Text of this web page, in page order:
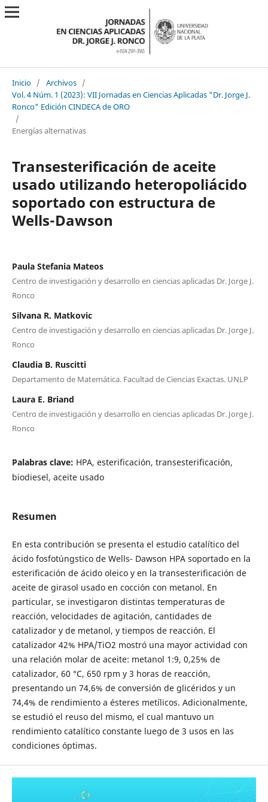
Inicio / Archivos /
Vol. 4 Núm. 1 (2023): VII Jornadas en Ciencias Aplicadas "Dr. Jorge J.
Ronco" Edición CINDECA de ORO
/
Energías alternativas
Transesterificación de aceite
usado utilizando heteropoliácido
soportado con estructura de
Wells-Dawson
Paula Stefania Mateos
Centro de investigación y desarrollo en ciencias aplicadas Dr. Jorge J.
Ronco
Silvana R. Matkovic
Centro de investigación y desarrollo en ciencias aplicadas Dr. Jorge J.
Ronco
Claudia B. Ruscitti
Departamento de Matemática. Facultad de Ciencias Exactas. UNLP
Laura E. Briand
Centro de investigación y desarrollo en ciencias aplicadas Dr. Jorge J.
Ronco
Palabras clave: HPA, esterificación, transesterificación,
biodiesel, aceite usado
Resumen
En esta contribución se presenta el estudio catalítico del
ácido fosfotúngstico de Wells- Dawson HPA soportado en la
esterificación de ácido oleico y en la transesterificación de
aceite de girasol usado en cocción con metanol. En
particular, se investigaron distintas temperaturas de
reacción, velocidades de agitación, cantidades de
catalizador y de metanol, y tiempos de reacción. El
catalizador 42% HPA/TiO2 mostró una mayor actividad con
una relación molar de aceite: metanol 1:9, 0,25% de
catalizador, 60 °C, 650 rpm y 3 horas de reacción,
presentando un 74,6% de conversión de glicéridos y un
74,4% de rendimiento a ésteres metílicos. Adicionalmente,
se estudió el reuso del mismo, el cual mantuvo un
rendimiento catalítico constante luego de 3 usos en las
condiciones óptimas.